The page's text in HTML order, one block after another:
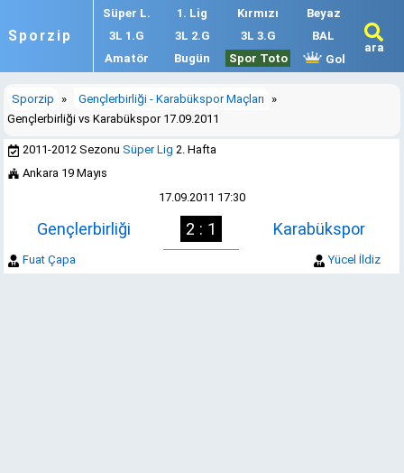
Sporzip
Süper L. 1. Lig Kırmızı
Beyaz
3L 1.G
3L 2.G 3L 3.G
BAL
Amatör
Bugün Spor Toto Gol
ara
Sporzip » Gençlerbirliği - Karabükspor Maçları
»
Gençlerbirliği vs Karabükspor 17.09.2011
2011-2012 SezonuSüper Lig 2. Hafta
Ankara 19 Mayıs
17.09.2011 17:30
Gençlerbirliği 2 : 1 Karabükspor
Fuat Çapa Yücel İldiz